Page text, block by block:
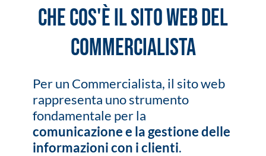
Che cos'è il sito web del
commercialista
Per un Commercialista, il sito web
rappresenta uno strumento
fondamentale per la
comunicazione e la gestione delle
informazioni con i clienti.